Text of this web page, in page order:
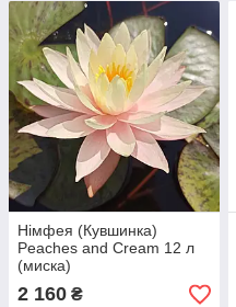
Німфея (Кувшинка)
Peaches and Cream 12 л
(миска)
2 160 ₴